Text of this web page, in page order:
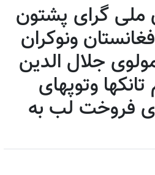
ملی گرای پشتون
ونوکران
جلال الدین
وتوپهای
فروخت لب به